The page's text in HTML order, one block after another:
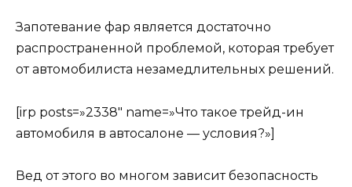
Запотевание фар является достаточно
распространенной проблемой, которая требует
от автомобилиста незамедлительных решений.
[irp posts=»2338″ name=»Что такое трейд-ин
автомобиля в автосалоне — условия?»]
Вед от этого во многом зависит безопасность